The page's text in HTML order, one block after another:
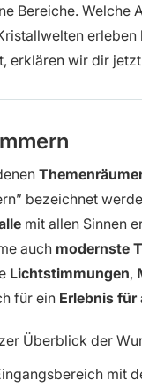
Bereiche. Welche
erleben
erklären wir dir
bezeichnet
mit allen Sinnen
auch modernste
Lichtstimmungen,
für ein Erlebnis für
Überblick der
mit